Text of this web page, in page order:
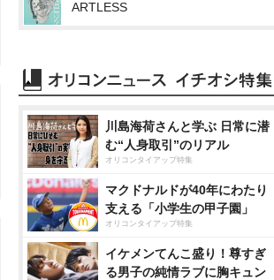
ARTLESS
川島海荷さんと学ぶ 日常に潜
む“人身取引”のリアル
オリコンタイアップ特集
マクドナルドが40年にわたり
支える「小学生の甲子園」
オリコンタイアップ特集
イケメンてんこ盛り！尊すぎ
る男子の純情ラブに胸キュン